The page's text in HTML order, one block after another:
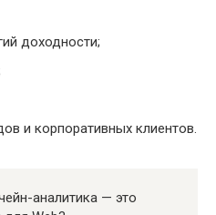
доходности;
и корпоративных клиентов.
аналитика — это